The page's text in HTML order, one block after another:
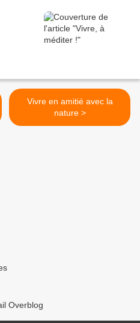
Vivre en amitié avec la
nature >
Overblog